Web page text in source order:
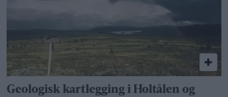
Geologisk kartlegging i Holtålen og